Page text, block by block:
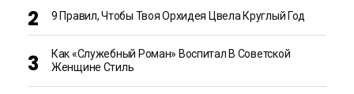
9 Правил, Чтобы Твоя Орхидея Цвела Круглый Год
Как «Служебный Роман» Воспитал В Советской
Женщине Стиль